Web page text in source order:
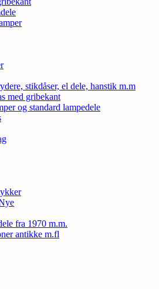
stikdåser, el dele, hanstik m.m
med gribekant
og standard lampedele
fra 1970 m.m.
antikke m.fl